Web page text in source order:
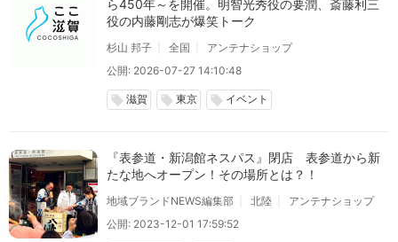
ら450年～を開催。明智光秀役の要潤、斎藤利三
役の内藤剛志が爆笑トーク
杉山 邦子 全国
アンテナショップ
公開: 2026-07-27 14:10:48
local_offer 滋賀 local_offer 東京 local_offer イベント
『表参道・新潟館ネスパス』閉店 表参道から新
たな地へオープン！その場所とは？！
地域ブランドNEWS編集部 北陸
アンテナショップ
公開: 2023-12-01 17:59:52